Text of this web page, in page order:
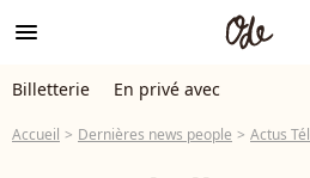
menu
Billetterie En privé avec
Accueil Dernières news people Actus